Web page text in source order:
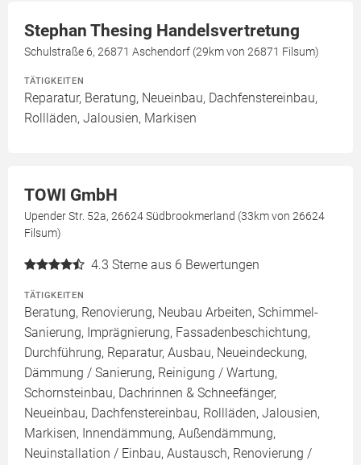
Stephan Thesing Handelsvertretung
Schulstraße 6, 26871 Aschendorf (29km von 26871 Filsum)
TÄTIGKEITEN
Reparatur, Beratung, Neueinbau, Dachfenstereinbau,
Rollläden, Jalousien, Markisen
TOWI GmbH
Upender Str. 52a, 26624 Südbrookmerland (33km von 26624
Filsum)
4.3 Sterne aus 6 Bewertungen
TÄTIGKEITEN
Beratung, Renovierung, Neubau Arbeiten, Schimmel-
Sanierung, Imprägnierung, Fassadenbeschichtung,
Durchführung, Reparatur, Ausbau, Neueindeckung,
Dämmung / Sanierung, Reinigung / Wartung,
Schornsteinbau, Dachrinnen & Schneefänger,
Neueinbau, Dachfenstereinbau, Rollläden, Jalousien,
Markisen, Innendämmung, Außendämmung,
Neuinstallation / Einbau, Austausch, Renovierung /